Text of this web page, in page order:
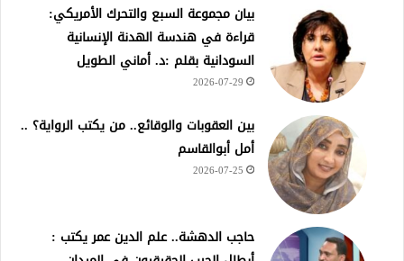
بيان مجموعة السبع والتحرك الأمريكي:
قراءة في هندسة الهدنة الإنسانية
السودانية بقلم :د. أماني الطويل
2026-07-29
بين العقوبات والوقائع.. من يكتب الرواية؟ ..
أمل أبوالقاسم
2026-07-25
حاجب الدهشة.. علم الدين عمر يكتب :